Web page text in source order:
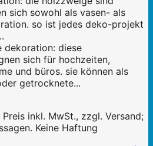
sich sowohl als vasen- als
so ist jedes deko-projekt
dekoration: diese
sich für hochzeiten,
und büros. sie können als
getrocknete...
Preis inkl. MwSt., zzgl. Versand;
Keine Haftung